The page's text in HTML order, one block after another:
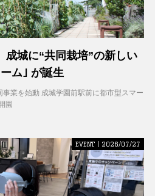
成城に“共同栽培”の新しい
ム｣ が誕生
業を始動 成城学園前駅前に都市型スマー
園
EVENT | 2026/07/27